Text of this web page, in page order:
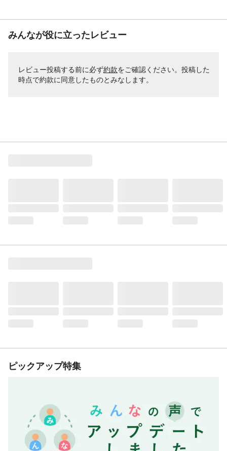
みんなが役に立ったレビュー
レビュー投稿する前に必ず約款をご確認ください。投稿した
時点で約款に同意したものとみなします。
ピックアップ特集